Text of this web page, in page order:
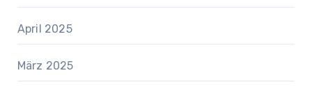
April 2025
März 2025